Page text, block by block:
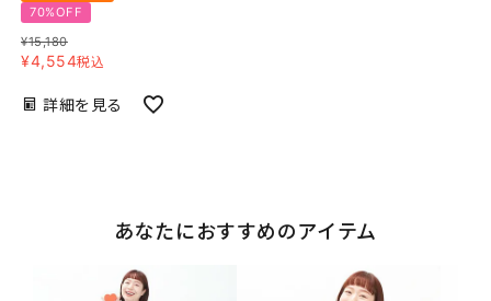
70%OFF
¥15,180
¥4,554税込
詳細を見る
あなたにおすすめのアイテム